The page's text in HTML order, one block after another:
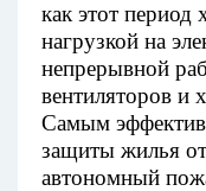
как этот период
нагрузкой на
непрерывной
вентиляторов и
Самым
защиты жилья
автономный